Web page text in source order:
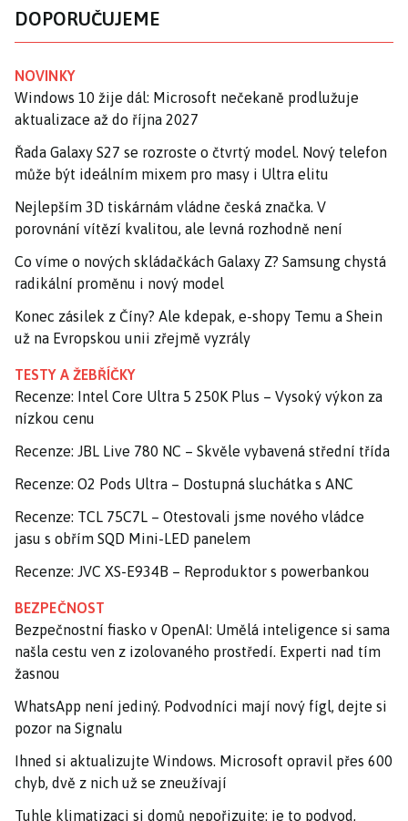
DOPORUČUJEME
NOVINKY
Windows 10 žije dál: Microsoft nečekaně prodlužuje
aktualizace až do října 2027
Řada Galaxy S27 se rozroste o čtvrtý model. Nový telefon
může být ideálním mixem pro masy i Ultra elitu
Nejlepším 3D tiskárnám vládne česká značka. V
porovnání vítězí kvalitou, ale levná rozhodně není
Co víme o nových skládačkách Galaxy Z? Samsung chystá
radikální proměnu i nový model
Konec zásilek z Číny? Ale kdepak, e-shopy Temu a Shein
už na Evropskou unii zřejmě vyzrály
TESTY A ŽEBŘÍČKY
Recenze: Intel Core Ultra 5 250K Plus – Vysoký výkon za
nízkou cenu
Recenze: JBL Live 780 NC – Skvěle vybavená střední třída
Recenze: O2 Pods Ultra – Dostupná sluchátka s ANC
Recenze: TCL 75C7L – Otestovali jsme nového vládce
jasu s obřím SQD Mini-LED panelem
Recenze: JVC XS-E934B – Reproduktor s powerbankou
BEZPEČNOST
Bezpečnostní fiasko v OpenAI: Umělá inteligence si sama
našla cestu ven z izolovaného prostředí. Experti nad tím
žasnou
WhatsApp není jediný. Podvodníci mají nový fígl, dejte si
pozor na Signalu
Ihned si aktualizujte Windows. Microsoft opravil přes 600
chyb, dvě z nich už se zneužívají
Tuhle klimatizaci si domů nepořizujte: je to podvod,